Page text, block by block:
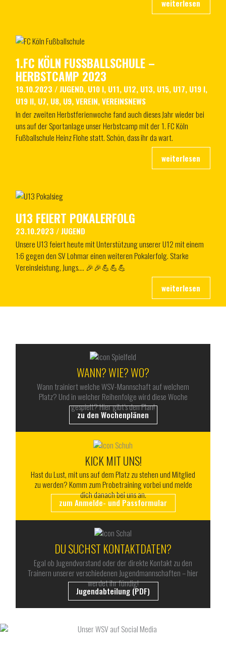
1.FC KÖLN FUSSBALLSCHULE – H
ERBSTCAMP 2023
19.10.2023 /JUGEND, U10 I, U11, U12, U13, U15, U17, U19 I,
U19 II, U7, U8, U9,VEREIN,VEREINSNEWS
In der zweiten Herbstferienwoche fand auch dieses Jahr wieder bei
uns auf der Sportanlage unser Herbstcamp mit der 1. FC Köln
Fußballschule Heinz Flohe statt. Schön, dass ihr da wart.
U13 FEIERT POKALERFOLG
23.10.2023 /JUGEND
Unsere U13 feiert heute mit Unterstützung unserer U12 mit einem
1:6 gegen den SV Lohmar einen weiteren Pokalerfolg. Starke
Vereinsleistung, Jungs…. 🎉🎉💪💪💪
WANN? WIE? WO?
Wann trainiert welche WSV-Mannschaft auf welchem
Platz? Und in welcher Reihenfolge wird diese Woche
gespielt? Hier gibt’s den Plan!
zu den Wochenplänen
KICK MIT UNS!
Hast du Lust, mit uns auf dem Platz zu stehen und Mitglied
zu werden? Komm zum Probetraining vorbei und melde
dich danach bei uns an.
zum Anmelde- und Passformular
DU SUCHST KONTAKTDATEN?
Egal ob Jugendvorstand oder der direkte Kontakt zu den
Trainern unserer verschiedenen Jugendmannschaften – hier
werdet ihr fündig!
Jugendabteilung (PDF)